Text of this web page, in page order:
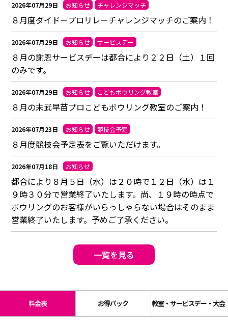
2026年07月29日 お知らせ チャレンジマッチ
８月度ダイドープロリレーチャレンジマッチのご案内！
2026年07月29日 お知らせ サービスデー
８月の謝恩サービスデーは都合により２２日（土）１回
のみです。
2026年07月29日 お知らせ こどもボウリング教室
８月の末武早苗プロこどもボウリング教室のご案内！
2026年07月23日 お知らせ 競技会予定
８月度競技会予定表をご覧いただけます。
2026年07月18日 お知らせ
都合により８月５日（水）は２０時で１２日（水）は１
９時３０分で営業終了いたします。尚、１９時の時点で
ボウリングのお客様がいらっしゃらない場合はそのまま
営業終了いたします。予めご了承ください。
一覧を見る
料金表 お得パック 教室・サービスデー・大会